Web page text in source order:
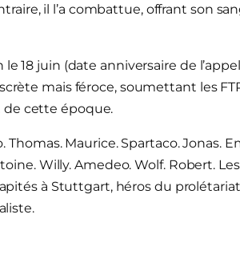
il l’a combattue, offrant son
18 juin (date anniversaire de
mais féroce, soumettant les
de cette époque.
Thomas. Maurice. Spartaco. Jonas.
Willy. Amedeo. Wolf. Robert.
à Stuttgart, héros du